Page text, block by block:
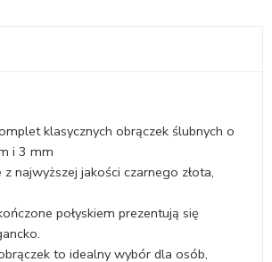
klasycznych obrączek ślubnych o
i 3 mm
najwyższej jakości czarnego złota,
połyskiem prezentują się
to idealny wybór dla osób,